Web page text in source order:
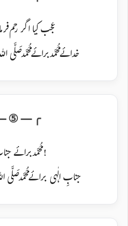
عجب کیا اگر رحم
خدائے مُحَمَّد برائے مُحَمَّد صَلَّی
مُحَمَّد برائے جنابِ اِلٰہی!
جنابِ الٰہی برائے مُحَمَّد صَلَّی